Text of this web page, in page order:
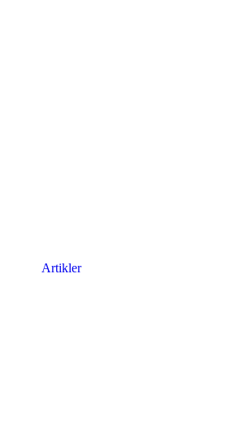
Artikler